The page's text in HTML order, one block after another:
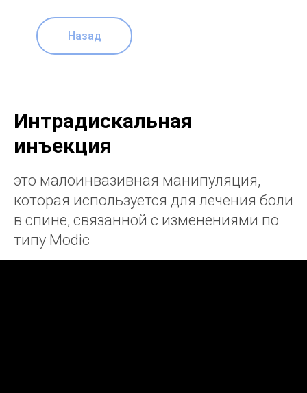
Назад
Интрадискальная
инъекция
это малоинвазивная манипуляция,
которая используется для лечения боли
в спине, связанной с изменениями по
типу Modic